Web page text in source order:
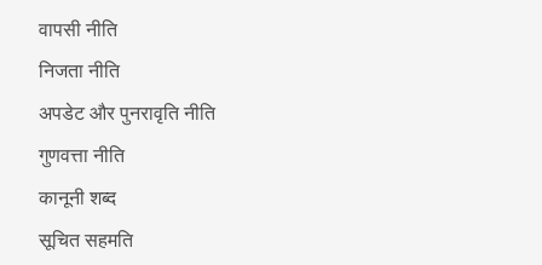
वापसी नीति
निजता नीति
अपडेट और पुनरावृति नीति
गुणवत्ता नीति
कानूनी शब्द
सूचित सहमति